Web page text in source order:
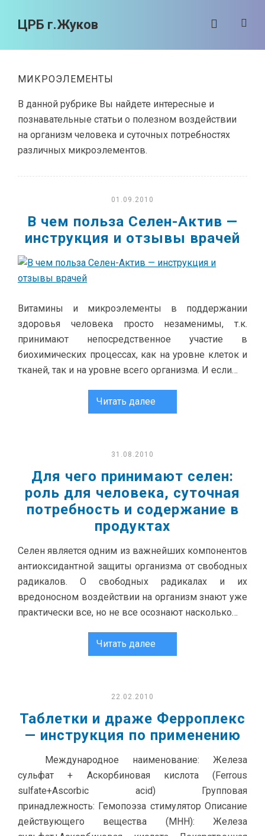
ЦРБ г.Жуков
МИКРОЭЛЕМЕНТЫ
В данной рубрике Вы найдете интересные и
познавательные статьи о полезном воздействии
на организм человека и суточных потребностях
различных микроэлементов.
01.09.2010
В чем польза Селен-Актив —
инструкция и отзывы врачей
Витамины и микроэлементы в поддержании
здоровья человека просто незаменимы, т.к.
принимают непосредственное участие в
биохимических процессах, как на уровне клеток и
тканей, так и на уровне всего организма. И если…
Читать далее
31.08.2010
Для чего принимают селен:
роль для человека, суточная
потребность и содержание в
продуктах
Селен является одним из важнейших компонентов
антиоксидантной защиты организма от свободных
радикалов. О свободных радикалах и их
вредоносном воздействии на организм знают уже
практически все, но не все осознают насколько…
Читать далее
22.02.2010
Таблетки и драже Ферроплекс
— инструкция по применению
Международное наименование: Железа
сульфат + Аскорбиновая кислота (Ferrous
sulfate+Ascorbic acid) Групповая
принадлежность: Гемопоэза стимулятор Описание
действующего вещества (МНН): Железа